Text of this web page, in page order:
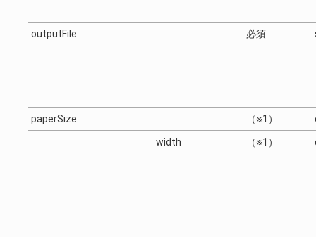
outputFile 必須
paperSize （※1）
width （※1）